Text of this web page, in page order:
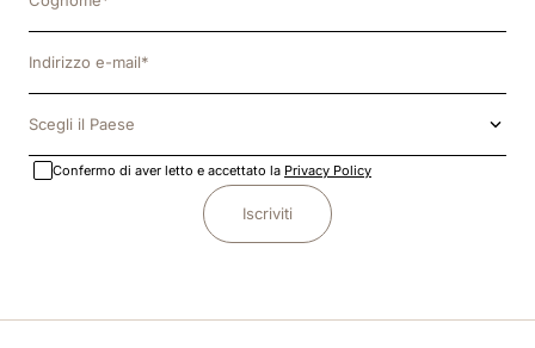
Scegli il Paese
Confermo di aver letto e accettato la Privacy Policy
Iscriviti